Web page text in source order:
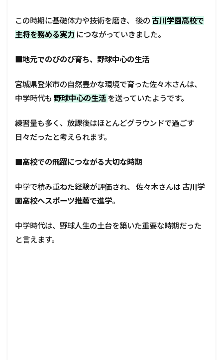
この時期に基礎体力や技術を磨き、 後の 古川学園高校で
主将を務める実力 につながっていきました。
地元でのびのび育ち、野球中心の生活
宮城県登米市の自然豊かな環境で育った佐々木さんは、
中学時代も 野球中心の生活 を送っていたようです。
練習量も多く、放課後はほとんどグラウンドで過ごす
日々だったと考えられます。
■高校での飛躍につながる大切な時期
中学で積み重ねた経験が評価され、 佐々木さんは 古川学
園高校へスポーツ推薦で進学。
中学時代は、野球人生の土台を築いた重要な時期だった
と言えます。